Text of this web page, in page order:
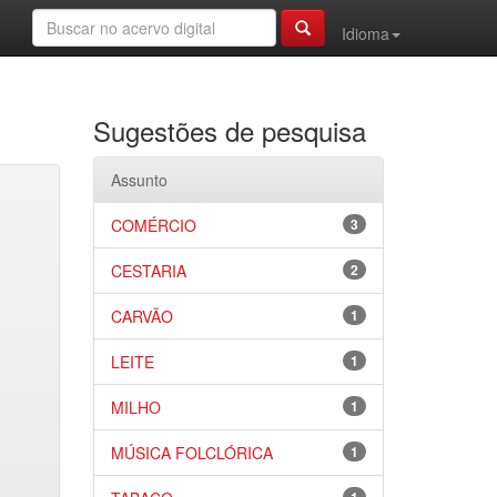
Idioma
Sugestões de pesquisa
Assunto
3
COMÉRCIO
2
CESTARIA
1
CARVÃO
1
LEITE
1
MILHO
1
MÚSICA FOLCLÓRICA